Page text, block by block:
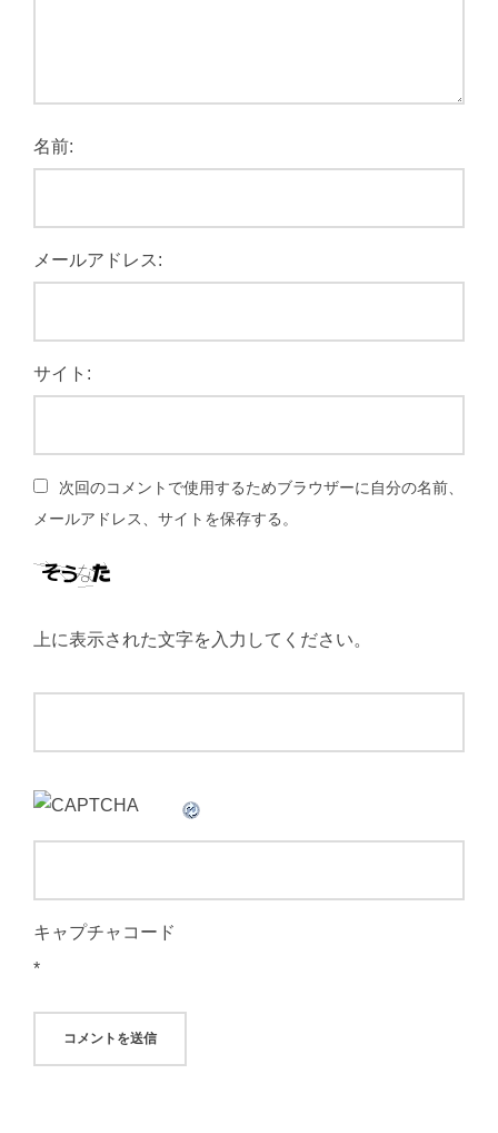
名前:
メールアドレス:
サイト:
次回のコメントで使用するためブラウザーに自分の名前、
メールアドレス、サイトを保存する。
上に表示された文字を入力してください。
キャプチャコード
*